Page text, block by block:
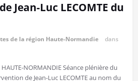
Jean-Luc LECOMTE du
de la région Haute-Normandie
dans
HAUTE-NORMANDIE Séance plénière du
de Jean-Luc LECOMTE au nom du